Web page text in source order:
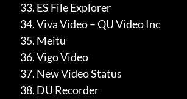
ES File Explorer
Viva Video – QU Video Inc
Meitu
Vigo Video
New Video Status
DU Recorder